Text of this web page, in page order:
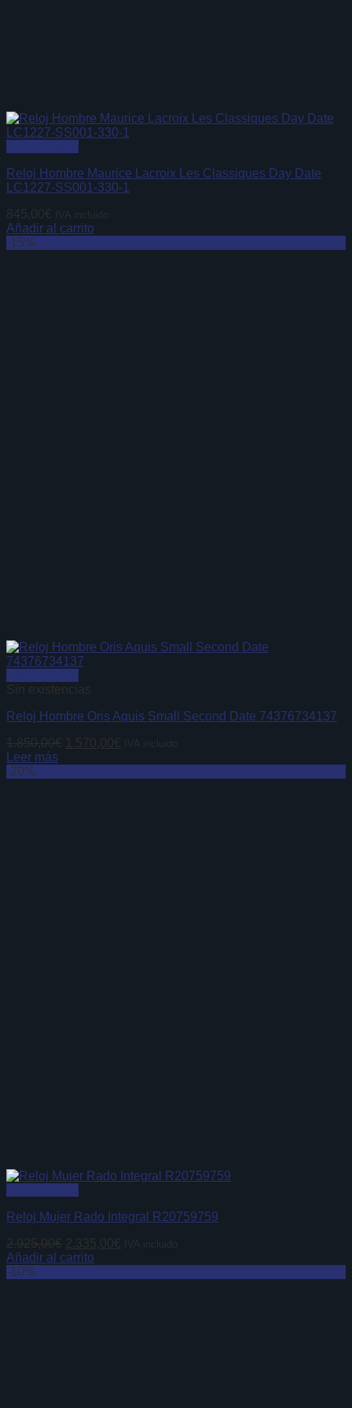
Reloj Hombre Maurice Lacroix Les Classiques Day Date
LC1227-SS001-330-1
845,00€ IVA incluido
Añadir al carrito
-15%
Sin existencias
Reloj Hombre Oris Aquis Small Second Date 74376734137
1.850,00€ El1.570,00€ ElIVA incluido
Leer más
-20%
Reloj Mujer Rado Integral R20759759
2.925,00€ El
precio
2.335,00€ ElIVA incluido
Añadir al carrito
-10%